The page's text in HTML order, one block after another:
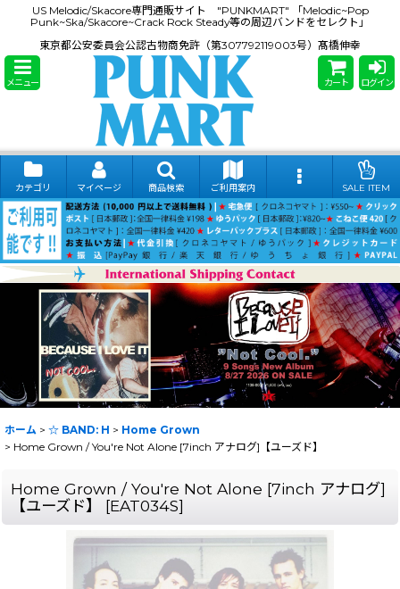
US Melodic/Skacore専門通販サイト "PUNKMART" 「Melodic~Pop
Punk~Ska/Skacore~Crack Rock Steady等の周辺バンドをセレクト」
東京都公安委員会公認古物商免許（第307792119003号）髙橋伸幸
メニュー カート ログイン
カテゴリ マイページ 商品検索 ご利用案内 SALE ITEM
ホーム > ☆ BAND: H > Home Grown
> Home Grown / You're Not Alone [7inch アナログ]【ユーズド】
Home Grown / You're Not Alone [7inch アナログ]
【ユーズド】
[EAT034S]